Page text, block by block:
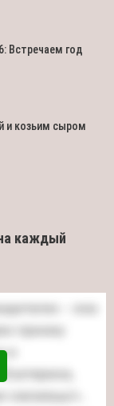
Встречаем год
и козьим сыром
каждый